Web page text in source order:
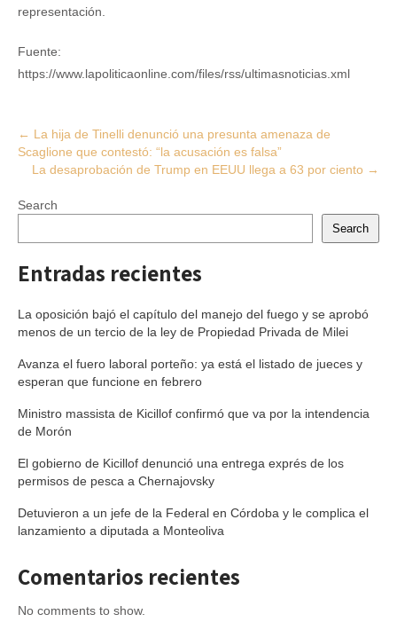
representación.
Fuente:
https://www.lapoliticaonline.com/files/rss/ultimasnoticias.xml
Post
navigation
← La hija de Tinelli denunció una presunta amenaza de
Scaglione que contestó: “la acusación es falsa”
La desaprobación de Trump en EEUU llega a 63 por ciento →
Search
Search
Entradas recientes
La oposición bajó el capítulo del manejo del fuego y se aprobó
menos de un tercio de la ley de Propiedad Privada de Milei
Avanza el fuero laboral porteño: ya está el listado de jueces y
esperan que funcione en febrero
Ministro massista de Kicillof confirmó que va por la intendencia
de Morón
El gobierno de Kicillof denunció una entrega exprés de los
permisos de pesca a Chernajovsky
Detuvieron a un jefe de la Federal en Córdoba y le complica el
lanzamiento a diputada a Monteoliva
Comentarios recientes
No comments to show.